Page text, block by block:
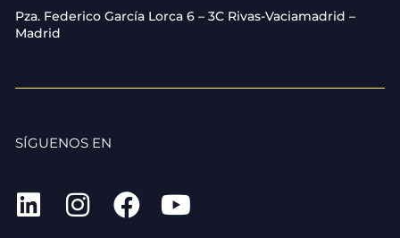
Pza. Federico García Lorca 6 – 3C Rivas-Vaciamadrid –
Madrid
SÍGUENOS EN